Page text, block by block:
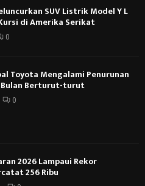
SUV Listrik Model Y L
di Amerika Serikat
0
Toyota Mengalami Penurunan
Bulan Berturut-turut
0
2026 Lampaui Rekor
256 Ribu